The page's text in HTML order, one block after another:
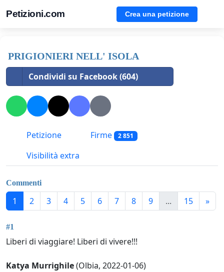
Petizioni.com Crea una petizione
PRIGIONIERI NELL' ISOLA
Condividi su Facebook (604)
Petizione Firme 2 851
Visibilità extra
Commenti
1 2 3 4 5 6 7 8 9 ... 15 »
#1
Liberi di viaggiare! Liberi di vivere!!!
Katya Murrighile(Olbia, 2022-01-06)